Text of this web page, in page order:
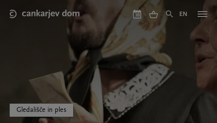
main
10 EN
Gledališče in ples